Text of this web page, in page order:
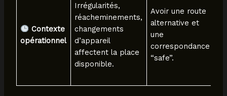
Contexte
opérationnel
Irrégularités,
réacheminements,
changements
d’appareil
affectent la place
disponible.
Avoir une route
alternative et
une
correspondance
“safe”.